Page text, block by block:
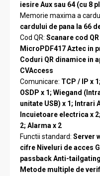
iesire Aux sau 64 (cu 8
Memorie maxima a
cardului de pana la 66
Cod QR: Scanare cod
MicroPDF417 Aztec in
Coduri QR dinamice in
CVAccess
Comunicare: TCP / IP x
OSDP x 1; Wiegand
unitate USB) x 1; Intrari
Incuietoare electrica x
2; Alarma x 2
Functii standard: Server
cifre Niveluri de acces
passback Anti-
Metode multiple de